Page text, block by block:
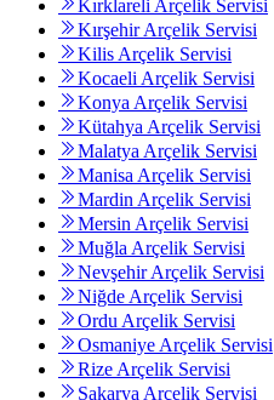
Kırklareli Arçelik Servisi
Kırşehir Arçelik Servisi
Kilis Arçelik Servisi
Kocaeli Arçelik Servisi
Konya Arçelik Servisi
Kütahya Arçelik Servisi
Malatya Arçelik Servisi
Manisa Arçelik Servisi
Mardin Arçelik Servisi
Mersin Arçelik Servisi
Muğla Arçelik Servisi
Nevşehir Arçelik Servisi
Niğde Arçelik Servisi
Ordu Arçelik Servisi
Osmaniye Arçelik Servisi
Rize Arçelik Servisi
Sakarya Arçelik Servisi